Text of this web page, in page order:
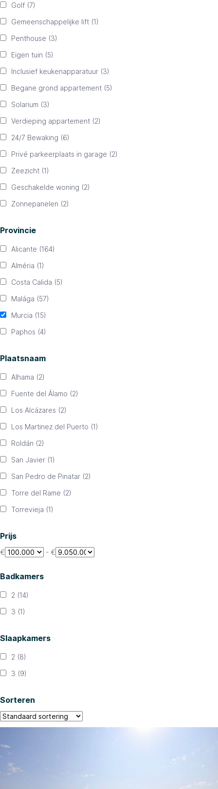
Golf (7)
Gemeenschappelijke lift (1)
Penthouse (3)
Eigen tuin (5)
Inclusief keukenapparatuur (3)
Begane grond appartement (5)
Solarium (3)
Verdieping appartement (2)
24/7 Bewaking (6)
Privé parkeerplaats in garage (2)
Zeezicht (1)
Geschakelde woning (2)
Zonnepanelen (2)
Provincie
Alicante (164)
Alméria (1)
Costa Calida (5)
Malága (57)
Murcia (15)
Paphos (4)
Plaatsnaam
Alhama (2)
Fuente del Álamo (2)
Los Alcázares (2)
Los Martinez del Puerto (1)
Roldán (2)
San Javier (1)
San Pedro de Pinatar (2)
Torre del Rame (2)
Torrevieja (1)
Prijs
€ - €
Badkamers
2 (14)
3 (1)
Slaapkamers
2 (8)
3 (9)
Sorteren